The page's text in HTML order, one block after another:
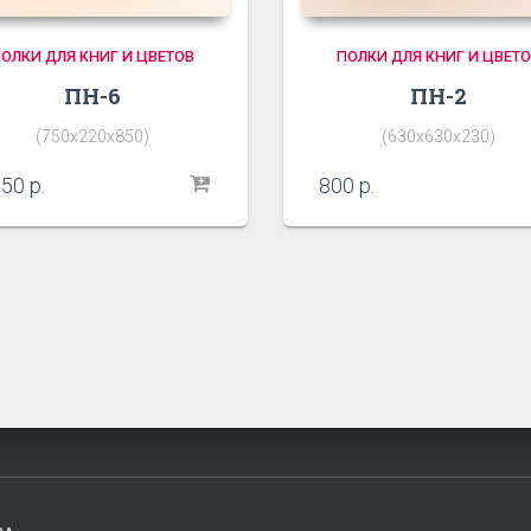
ДЛЯ КНИГ И ЦВЕТОВ
ПН-6
(750х220х850)
р.
ПОЛКИ ДЛЯ КНИГ И
ПН-2
(630х630х230)
800 р.